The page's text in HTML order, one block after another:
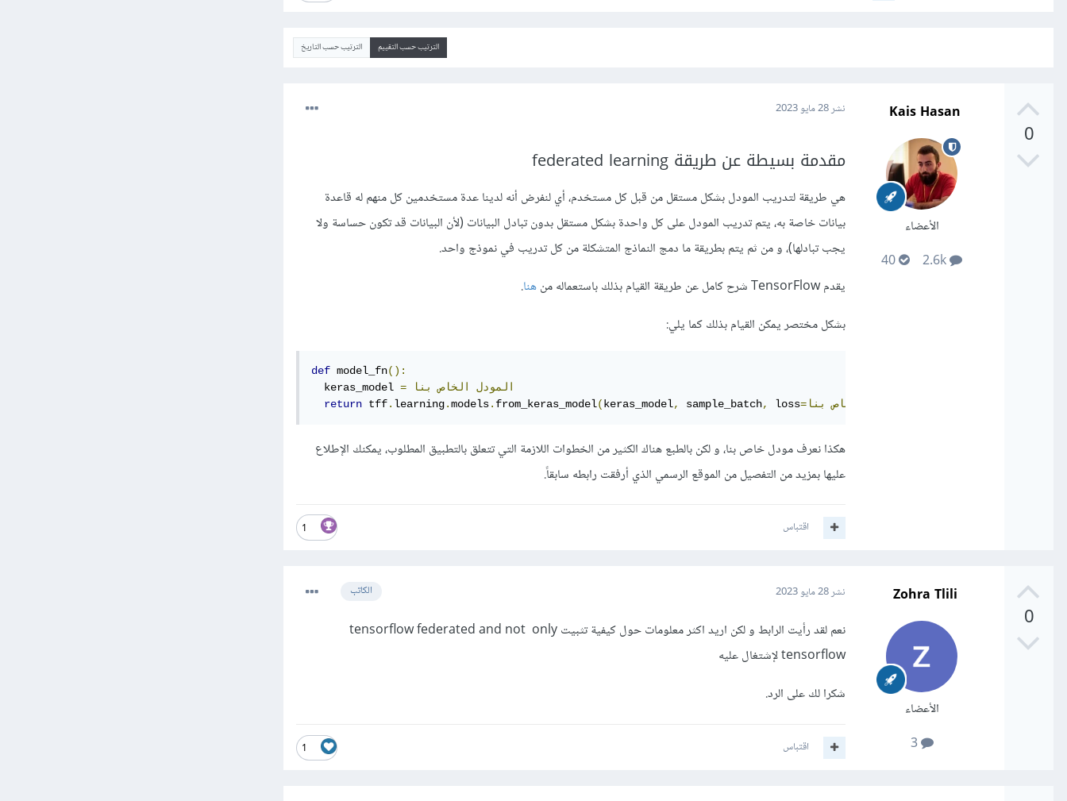
الترتيب حسب التقييم الترتيب حسب التاريخ
0
Kais Hasan
الأعضاء
نشر28 مايو 2023
مقدمة بسيطة عن طريقة federated learning
هي طريقة لتدريب المودل بشكل مستقل من قبل كل مستخدم، أي لنفرض أنه لدينا عدة مستخدمين كل منهم له قاعدة
بيانات خاصة به، يتم تدريب المودل على كل واحدة بشكل مستقل بدون تبادل البيانات (لأن البيانات قد تكون حساسة ولا
يجب تبادلها)، و من ثم يتم بطريقة ما دمج النماذج المتشكلة من كل تدريب في نموذج واحد.
يقدم TensorFlow شرح كامل عن طريقة القيام بذلك باستعماله من
هنا.
بشكل مختصر يمكن القيام بذلك كما يلي:
def model_fn():
  keras_model
= المودل الخاص
بنا
return tff. learning.models. from_keras_model(keras_model, sample_batch, loss الخاص
هكذا نعرف مودل خاص بنا، و لكن بالطبع هناك الكثير من الخطوات اللازمة التي تتعلق بالتطبيق المطلوب، يمكنك الإطلاع
عليها بمزيد من التفصيل من الموقع الرسمي الذي أرفقت رابطه سابقاً.
1 اقتباس
0
Zohra Tlili
الأعضاء
3
الكاتب نشر28 مايو 2023
نعم لقد رأيت الرابط و لكن اريد اكثر معلومات حول كيفية تثبيت tensorflow federated and not only
tensorflow لإشتغال عليه
شكرا لك على الرد.
1 اقتباس